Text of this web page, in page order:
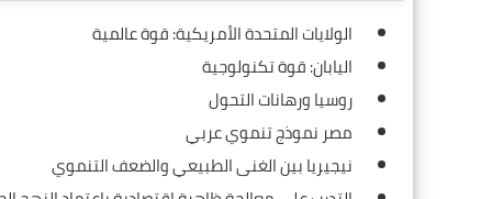
الولايات المتحدة الأمريكية: قوة عالمية
اليابان: قوة تكنولوجية
روسيا ورهانات التحول
مصر نموذج تنموي عربي
نيجيريا بين الغنى الطبيعي والضعف التنموي